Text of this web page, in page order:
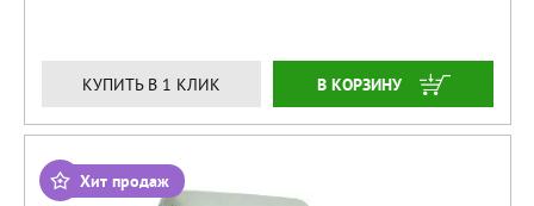
КУПИТЬ В 1 КЛИК ЗАКАЗАТЬ
Хит продаж